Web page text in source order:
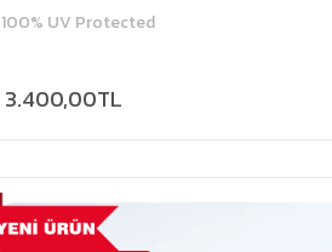
100% UV Protected
3.400,00TL